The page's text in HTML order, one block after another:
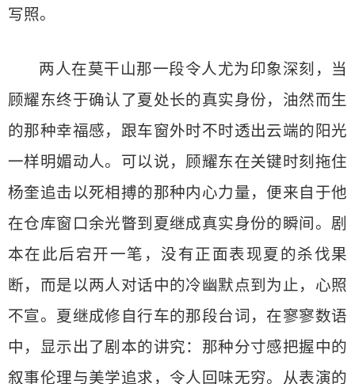
写照。
两人在莫干山那一段令人尤为印象深刻，当
顾耀东终于确认了夏处长的真实身份，油然而生
的那种幸福感，跟车窗外时不时透出云端的阳光
一样明媚动人。可以说，顾耀东在关键时刻拖住
杨奎追击以死相搏的那种内心力量，便来自于他
在仓库窗口余光瞥到夏继成真实身份的瞬间。剧
本在此后宕开一笔，没有正面表现夏的杀伐果
断，而是以两人对话中的冷幽默点到为止，心照
不宣。夏继成修自行车的那段台词，在寥寥数语
中，显示出了剧本的讲究：那种分寸感把握中的
叙事伦理与美学追求，令人回味无穷。从表演的